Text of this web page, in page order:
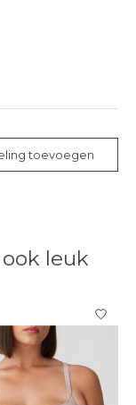
toevoegen
leuk